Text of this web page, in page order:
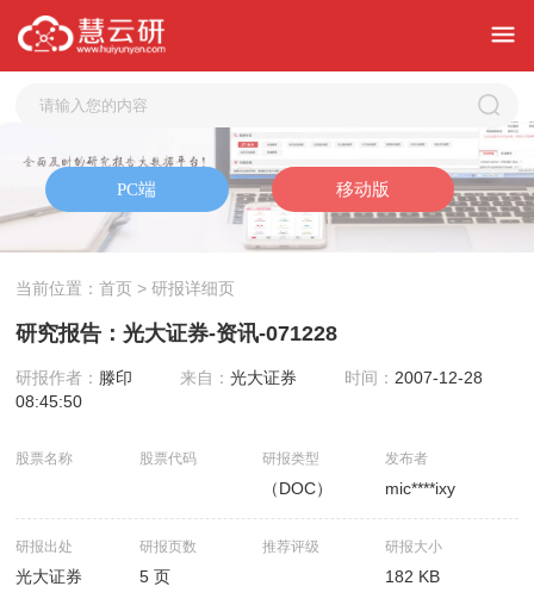
当前位置：首页 > 研报详细页
研究报告：光大证券-资讯-071228
研报作者： 滕印 来自：光大证券 时间： 2007-12-28
08:45:50
股票名称 股票代码 研报类型
（DOC）
发布者
mic****ixy
研报出处
光大证券
研报页数
5 页
推荐评级 研报大小
182 KB